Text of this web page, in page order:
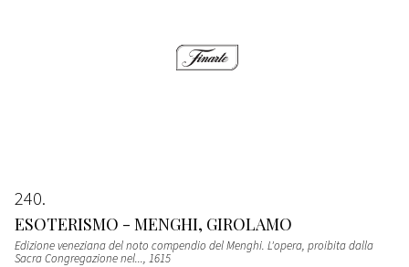
240
ESOTERISMO - MENGHI, GIROLAMO
Edizione veneziana del noto compendio del Menghi. L'opera, proibita dalla
Sacra Congregazione nel..., 1615